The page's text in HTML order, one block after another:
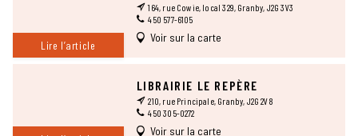
Lire l’article
164, rue Cowie, local 329, Granby, J2G 3V3
450 577-6105
Voir sur la carte
LIBRAIRIE LE REPÈRE
210, rue Principale, Granby, J2G 2V8
450 305-0272
Voir sur la carte